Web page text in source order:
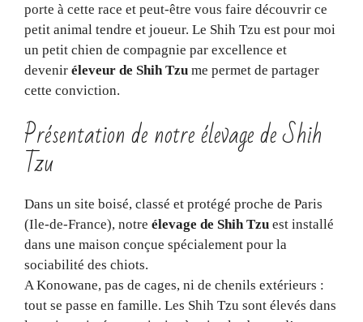
porte à cette race et peut-être vous faire découvrir ce
petit animal tendre et joueur. Le Shih Tzu est pour moi
un petit chien de compagnie par excellence et
devenir éleveur de Shih Tzu me permet de partager
cette conviction.
Présentation de notre élevage de Shih
Tzu
Dans un site boisé, classé et protégé proche de Paris
(Ile-de-France), notre élevage de Shih Tzu est installé
dans une maison conçue spécialement pour la
sociabilité des chiots.
A Konowane, pas de cages, ni de chenils extérieurs :
tout se passe en famille. Les Shih Tzu sont élevés dans